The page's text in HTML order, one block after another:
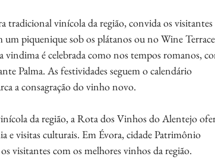
tradicional vinícola da região, convida os visitantes
um piquenique sob os plátanos ou no Wine
é celebrada como nos tempos romanos,
Palma. As festividades seguem o calendário
a consagração do vinho novo.
da região, a Rota dos Vinhos do Alentejo
visitas culturais. Em Évora, cidade Patrimônio
visitantes com os melhores vinhos da região.